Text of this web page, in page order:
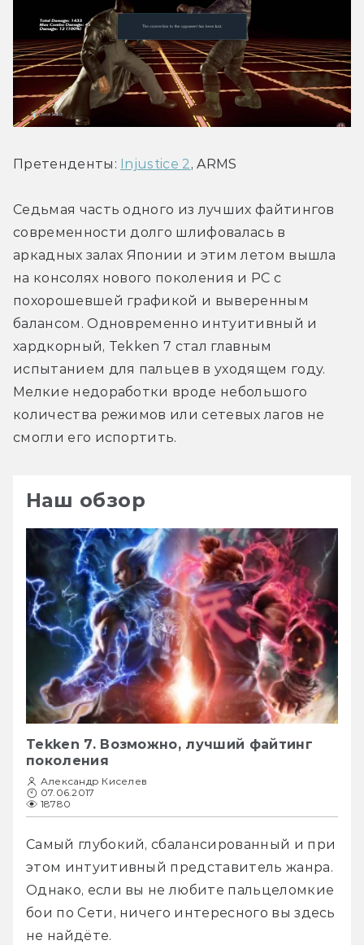
Претенденты: Injustice 2, ARMS
Седьмая часть одного из лучших файтингов
современности долго шлифовалась в
аркадных залах Японии и этим летом вышла
на консолях нового поколения и PC с
похорошевшей графикой и выверенным
балансом. Одновременно интуитивный и
хардкорный, Tekken 7 стал главным
испытанием для пальцев в уходящем году.
Мелкие недоработки вроде небольшого
количества режимов или сетевых лагов не
смогли его испортить.
Наш обзор
Tekken 7. Возможно, лучший файтинг
поколения
Александр Киселев
07.06.2017
18780
Самый глубокий, сбалансированный и при
этом интуитивный представитель жанра.
Однако, если вы не любите пальцеломкие
бои по Сети, ничего интересного вы здесь
не найдёте.